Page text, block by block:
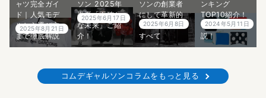
ャツ完全ガイ
ド｜人気モデ
ルから選び方
まで徹底解説
2025年8月21日
ソン 2025年
春夏「不確か
な未来」ご紹
介！
2025年6月17日
ソンの創業者
にして革新的
デザイナーの
すべて
2025年6月8日
ンキング
TOP10紹介！
プロが5分で解
説！
2024年5月11日
コムデギャルソンコラムをもっと見る